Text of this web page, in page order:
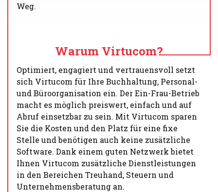
Weg.
Warum Virtucom?
Optimiert, engagiert und vertrauensvoll setzt
sich Virtucom für Ihre Buchhaltung, Personal-
und Büroorganisation ein. Der Ein-Frau-Betrieb
macht es möglich preiswert, einfach und auf
Abruf einsetzbar zu sein. Mit Virtucom sparen
Sie die Kosten und den Platz für eine fixe
Stelle und benötigen auch keine zusätzliche
Software. Dank einem guten Netzwerk bietet
Ihnen Virtucom zusätzliche Dienstleistungen
in den Bereichen Treuhand, Steuern und
Unternehmensberatung an.